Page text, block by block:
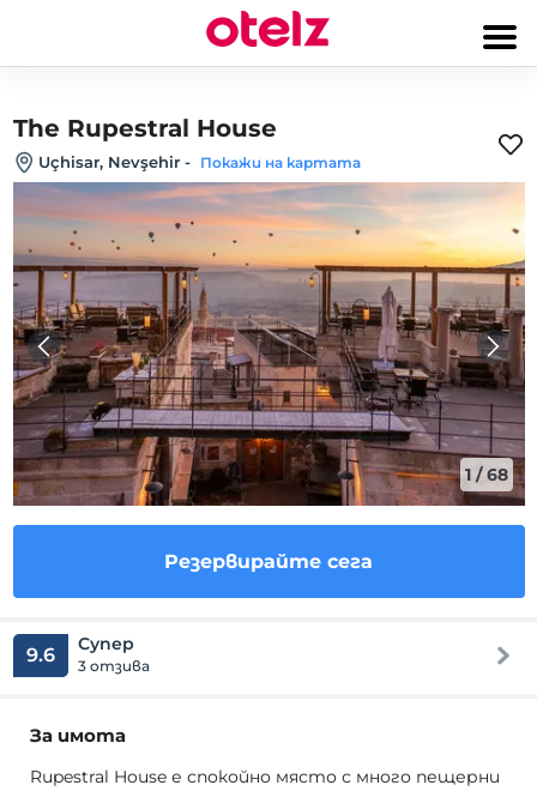
The Rupestral House
Uçhisar, Nevşehir - Покажи на картата
1 /68
Резервирайте сега
9.6 Супер
3 отзива
За имота
Rupestral House е спокойно място с много пещерни